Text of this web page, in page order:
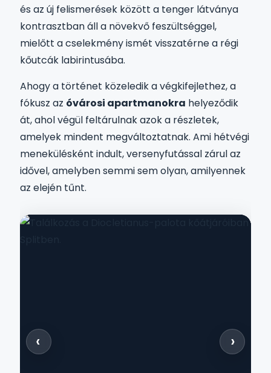
és az új felismerések között a tenger látványa
kontrasztban áll a növekvő feszültséggel,
mielőtt a cselekmény ismét visszatérne a régi
kőutcák labirintusába.
Ahogy a történet közeledik a végkifejlethez, a
fókusz az óvárosi apartmanokra helyeződik
át, ahol végül feltárulnak azok a részletek,
amelyek mindent megváltoztatnak. Ami hétvégi
menekülésként indult, versenyfutással zárul az
idővel, amelyben semmi sem olyan, amilyennek
az elején tűnt.
‹ ›